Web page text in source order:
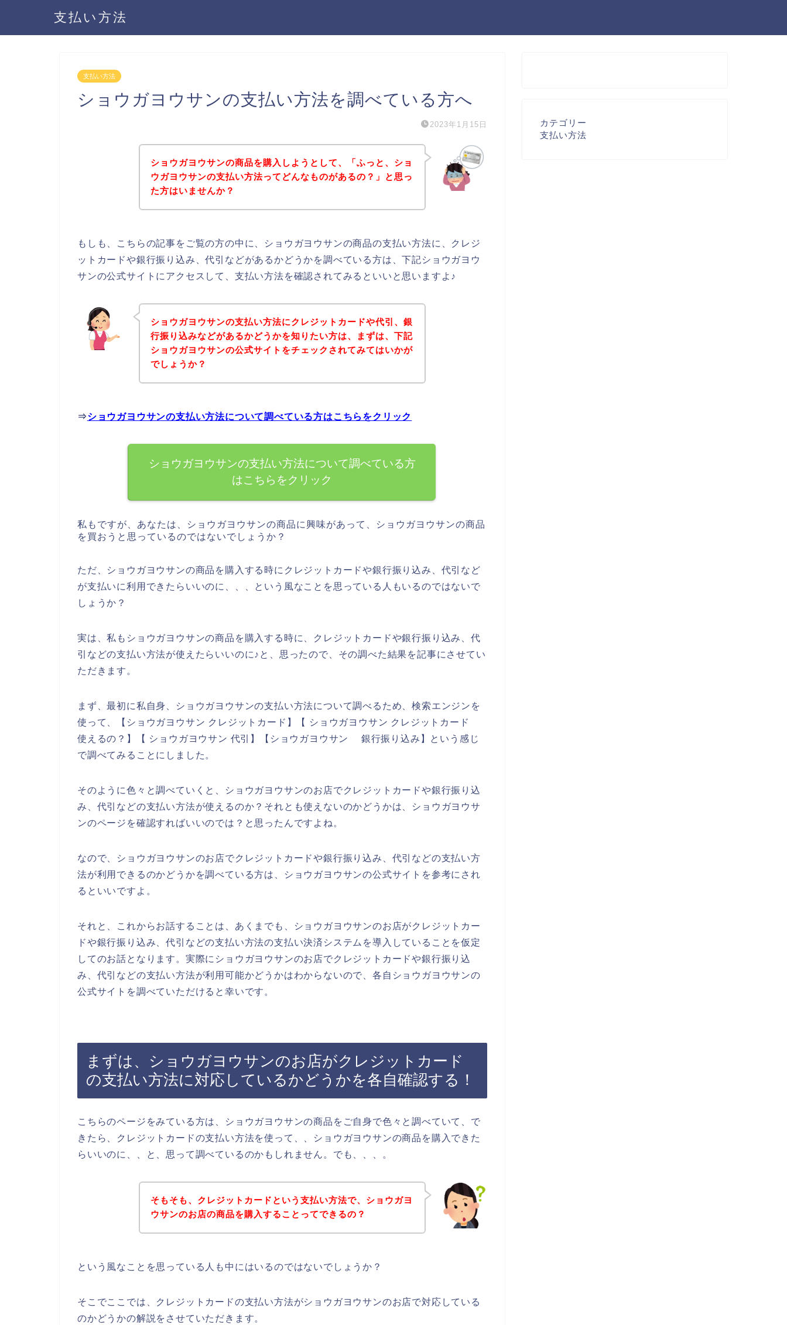
支払い方法
支払い方法
ショウガヨウサンの支払い方法を調べている方へ
2023年1月15日
ショウガヨウサンの商品を購入しようとして、「ふっと、ショ
ウガヨウサンの支払い方法ってどんなものがあるの？」と思っ
た方はいませんか？
もしも、こちらの記事をご覧の方の中に、ショウガヨウサンの商品の支払い方法に、クレジ
ットカードや銀行振り込み、代引などがあるかどうかを調べている方は、下記ショウガヨウ
サンの公式サイトにアクセスして、支払い方法を確認されてみるといいと思いますよ♪
ショウガヨウサンの支払い方法にクレジットカードや代引、銀
行振り込みなどがあるかどうかを知りたい方は、まずは、下記
ショウガヨウサンの公式サイトをチェックされてみてはいかが
でしょうか？
⇒ショウガヨウサンの支払い方法について調べている方はこちらをクリック
ショウガヨウサンの支払い方法について調べている方
はこちらをクリック
私もですが、あなたは、ショウガヨウサンの商品に興味があって、ショウガヨウサンの商品
を買おうと思っているのではないでしょうか？
ただ、ショウガヨウサンの商品を購入する時にクレジットカードや銀行振り込み、代引など
が支払いに利用できたらいいのに、、、という風なことを思っている人もいるのではないで
しょうか？
実は、私もショウガヨウサンの商品を購入する時に、クレジットカードや銀行振り込み、代
引などの支払い方法が使えたらいいのに♪と、思ったので、その調べた結果を記事にさせてい
ただきます。
まず、最初に私自身、ショウガヨウサンの支払い方法について調べるため、検索エンジンを
使って、【ショウガヨウサン クレジットカード】【 ショウガヨウサン クレジットカード
使えるの？】【 ショウガヨウサン 代引】【ショウガヨウサン 銀行振り込み】という感じ
で調べてみることにしました。
そのように色々と調べていくと、ショウガヨウサンのお店でクレジットカードや銀行振り込
み、代引などの支払い方法が使えるのか？それとも使えないのかどうかは、ショウガヨウサ
ンのページを確認すればいいのでは？と思ったんですよね。
なので、ショウガヨウサンのお店でクレジットカードや銀行振り込み、代引などの支払い方
法が利用できるのかどうかを調べている方は、ショウガヨウサンの公式サイトを参考にされ
るといいですよ。
それと、これからお話することは、あくまでも、ショウガヨウサンのお店がクレジットカー
ドや銀行振り込み、代引などの支払い方法の支払い決済システムを導入していることを仮定
してのお話となります。実際にショウガヨウサンのお店でクレジットカードや銀行振り込
み、代引などの支払い方法が利用可能かどうかはわからないので、各自ショウガヨウサンの
公式サイトを調べていただけると幸いです。
まずは、ショウガヨウサンのお店がクレジットカード
の支払い方法に対応しているかどうかを各自確認する！
こちらのページをみている方は、ショウガヨウサンの商品をご自身で色々と調べていて、で
きたら、クレジットカードの支払い方法を使って、、ショウガヨウサンの商品を購入できた
らいいのに、、と、思って調べているのかもしれません。でも、、、。
そもそも、クレジットカードという支払い方法で、ショウガヨ
ウサンのお店の商品を購入することってできるの？
という風なことを思っている人も中にはいるのではないでしょうか？
そこでここでは、クレジットカードの支払い方法がショウガヨウサンのお店で対応している
のかどうかの解説をさせていただきます。
カテゴリー
支払い方法